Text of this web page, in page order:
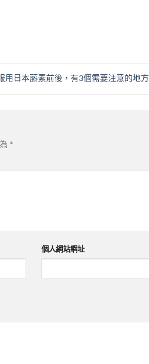
用日本藤素前後，有3個需要注意的地方
*
個人網站網址